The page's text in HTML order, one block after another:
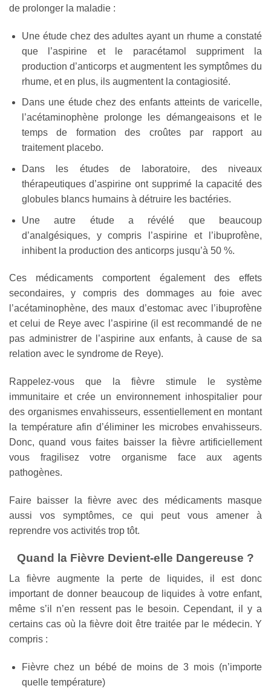
de prolonger la maladie :
Une étude chez des adultes ayant un rhume a constaté
que l’aspirine et le paracétamol suppriment la
production d’anticorps et augmentent les symptômes du
rhume, et en plus, ils augmentent la contagiosité.
Dans une étude chez des enfants atteints de varicelle,
l’acétaminophène prolonge les démangeaisons et le
temps de formation des croûtes par rapport au
traitement placebo.
Dans les études de laboratoire, des niveaux
thérapeutiques d’aspirine ont supprimé la capacité des
globules blancs humains à détruire les bactéries.
Une autre étude a révélé que beaucoup
d’analgésiques, y compris l’aspirine et l’ibuprofène,
inhibent la production des anticorps jusqu’à 50 %.
Ces médicaments comportent également des effets
secondaires, y compris des dommages au foie avec
l’acétaminophène, des maux d’estomac avec l’ibuprofène
et celui de Reye avec l’aspirine (il est recommandé de ne
pas administrer de l’aspirine aux enfants, à cause de sa
relation avec le syndrome de Reye).
Rappelez-vous que la fièvre stimule le système
immunitaire et crée un environnement inhospitalier pour
des organismes envahisseurs, essentiellement en montant
la température afin d’éliminer les microbes envahisseurs.
Donc, quand vous faites baisser la fièvre artificiellement
vous fragilisez votre organisme face aux agents
pathogènes.
Faire baisser la fièvre avec des médicaments masque
aussi vos symptômes, ce qui peut vous amener à
reprendre vos activités trop tôt.
Quand la Fièvre Devient-elle Dangereuse ?
La fièvre augmente la perte de liquides, il est donc
important de donner beaucoup de liquides à votre enfant,
même s’il n’en ressent pas le besoin. Cependant, il y a
certains cas où la fièvre doit être traitée par le médecin. Y
compris :
Fièvre chez un bébé de moins de 3 mois (n’importe
quelle température)